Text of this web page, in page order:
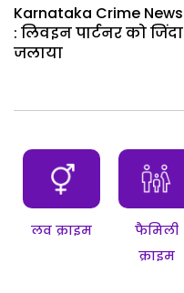
Karnataka Crime News
: लिवइन पार्टनर को जिंदा
जलाया
लव क्राइम
फैमिली
क्राइम